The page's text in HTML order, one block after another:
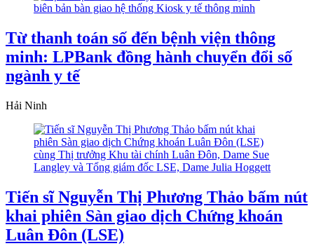
Từ thanh toán số đến bệnh viện thông
minh: LPBank đồng hành chuyển đổi số
ngành y tế
Hải Ninh
Tiến sĩ Nguyễn Thị Phương Thảo bấm nút
khai phiên Sàn giao dịch Chứng khoán
Luân Đôn (LSE)